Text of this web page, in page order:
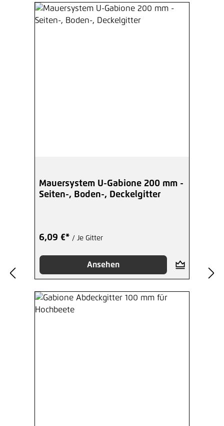
Mauersystem U-Gabione 200 mm -
Seiten-, Boden-, Deckelgitter
6,09 €* / Je Gitter
Ansehen